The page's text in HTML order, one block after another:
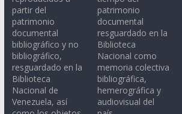
partir del
patrimonio
documental
bibliográfico y no
bibliográfico,
resguardado en la
Biblioteca
Nacional de
Venezuela, así
patrimonio
documental
resguardado en la
Biblioteca
Nacional como
memoria colectiva
bibliográfica,
hemerográfica y
audiovisual del